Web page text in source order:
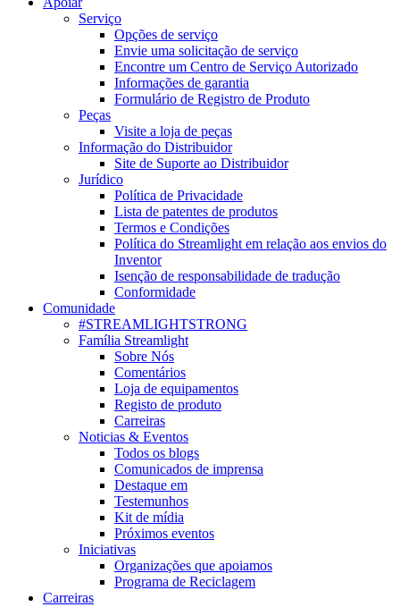
Serviço
Opções de serviço
Envie uma solicitação de serviço
Encontre um Centro de Serviço Autorizado
Informações de garantia
Formulário de Registro de Produto
Peças
Visite a loja de peças
Informação do Distribuidor
Site de Suporte ao Distribuidor
Jurídico
Política de Privacidade
Lista de patentes de produtos
Termos e Condições
Política do Streamlight em relação aos envios do
Inventor
Isenção de responsabilidade de tradução
Conformidade
Comunidade
#STREAMLIGHTSTRONG
Família Streamlight
Sobre Nós
Comentários
Loja de equipamentos
Registo de produto
Carreiras
Noticias & Eventos
Todos os blogs
Comunicados de imprensa
Destaque em
Testemunhos
Kit de mídia
Próximos eventos
Iniciativas
Organizações que apoiamos
Programa de Reciclagem
Carreiras